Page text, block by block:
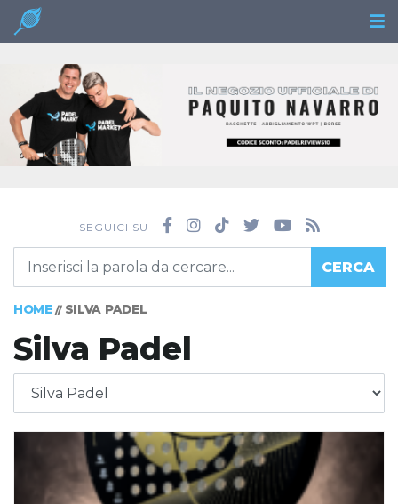
SEGUICI SU
CERCA
HOME// SILVA PADEL
Silva Padel